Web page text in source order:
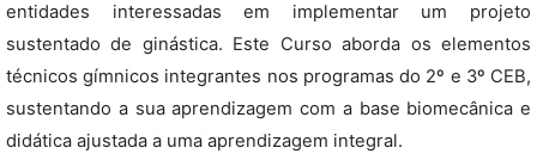
entidades interessadas em implementar um projeto
sustentado de ginástica. Este Curso aborda os elementos
técnicos gímnicos integrantes nos programas do 2º e 3º CEB,
sustentando a sua aprendizagem com a base biomecânica e
didática ajustada a uma aprendizagem integral.